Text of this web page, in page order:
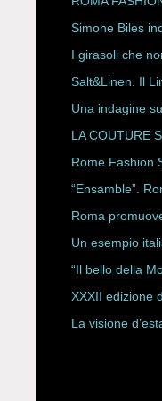
HAUTE
Simone Biles
ESPY Awards
I girasoli che
Salt&Linen. Il
Una indagine
LA COUTURE
CON
ROBERTA
Rome Fashion
“Ensamble”.
Storici
Roma
Un esempio
Rete Slow Fiber
“Il bello della
XXXII edizione
La visione